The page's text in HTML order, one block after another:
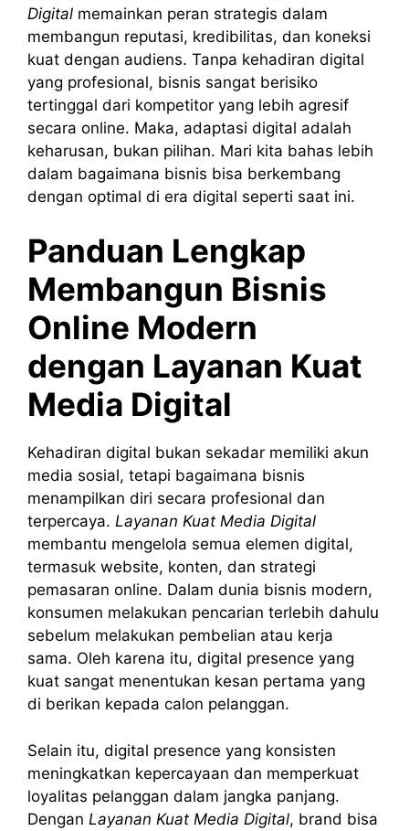
Digital memainkan peran strategis dalam
membangun reputasi, kredibilitas, dan koneksi
kuat dengan audiens. Tanpa kehadiran digital
yang profesional, bisnis sangat berisiko
tertinggal dari kompetitor yang lebih agresif
secara online. Maka, adaptasi digital adalah
keharusan, bukan pilihan. Mari kita bahas lebih
dalam bagaimana bisnis bisa berkembang
dengan optimal di era digital seperti saat ini.
Panduan Lengkap
Membangun Bisnis
Online Modern
dengan Layanan Kuat
Media Digital
Kehadiran digital bukan sekadar memiliki akun
media sosial, tetapi bagaimana bisnis
menampilkan diri secara profesional dan
terpercaya. Layanan Kuat Media Digital
membantu mengelola semua elemen digital,
termasuk website, konten, dan strategi
pemasaran online. Dalam dunia bisnis modern,
konsumen melakukan pencarian terlebih dahulu
sebelum melakukan pembelian atau kerja
sama. Oleh karena itu, digital presence yang
kuat sangat menentukan kesan pertama yang
di berikan kepada calon pelanggan.
Selain itu, digital presence yang konsisten
meningkatkan kepercayaan dan memperkuat
loyalitas pelanggan dalam jangka panjang.
Dengan Layanan Kuat Media Digital, brand bisa